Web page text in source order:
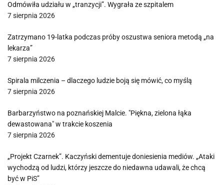
Odmówiła udziału w „tranzycji”. Wygrała ze szpitalem
7 sierpnia 2026
Zatrzymano 19-latka podczas próby oszustwa seniora metodą „na
lekarza”
7 sierpnia 2026
Spirala milczenia – dlaczego ludzie boją się mówić, co myślą
7 sierpnia 2026
Barbarzyństwo na poznańskiej Malcie. "Piękna, zielona łąka
dewastowana" w trakcie koszenia
7 sierpnia 2026
„Projekt Czarnek”. Kaczyński dementuje doniesienia mediów. „Ataki
wychodzą od ludzi, którzy jeszcze do niedawna udawali, że chcą
być w PiS”